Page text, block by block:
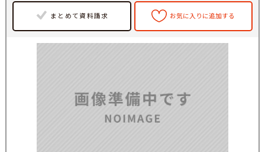
まとめて資料請求 お気に入りに追加する